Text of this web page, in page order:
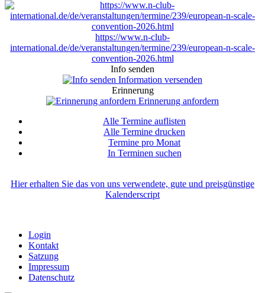
https://www.n-club-
international.de/de/veranstaltungen/termine/239/european-n-scale-
convention-2026.html
Info senden
Information versenden
Erinnerung
Erinnerung anfordern
Alle Termine auflisten
Alle Termine drucken
Termine pro Monat
In Terminen suchen
Hier erhalten Sie das von uns verwendete, gute und preisgünstige
Kalenderscript
Login
Kontakt
Satzung
Impressum
Datenschutz